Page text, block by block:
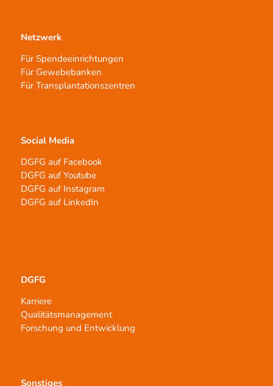
Netzwerk
Für Spendeeinrichtungen
Für Gewebebanken
Für Transplantationszentren
Social Media
DGFG auf Facebook
DGFG auf Youtube
DGFG auf Instagram
DGFG auf LinkedIn
DGFG
Karriere
Qualitätsmanagement
Forschung und Entwicklung
Sonstiges